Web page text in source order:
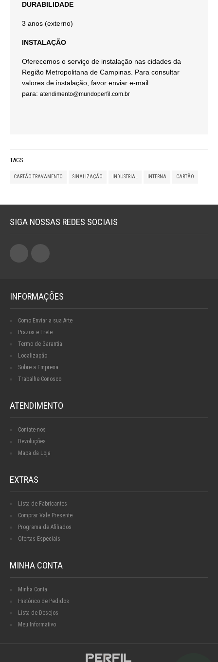
DURABILIDADE
3 anos (externo)
INSTALAÇÃO
Oferecemos o serviço de instalação nas cidades da
Região Metropolitana de Campinas. Para consultar
valores de instalação, favor enviar e-mail
para: atendimento@mundoperfil.com.br
TAGS:
CARTÃO TRAVAMENTO SINALIZAÇÃO INDUSTRIAL INTERNA CARTÃO
SIGA NOSSAS REDES SOCIAIS
INFORMAÇÕES
Como Enviar a sua Arte
Prazos e Frete
Termo de Garantia
Localização
Sobre a Empresa
Trabalhe Conosco
ATENDIMENTO
Contate-nos
Devoluções
Mapa da Loja
EXTRAS
Lista de Fabricantes
Comprar Vale Presente
Programa de Afiliados
Ofertas Especiais
MINHA CONTA
Minha Conta
Histórico de Pedidos
Lista de Desejos
Meu Informativo